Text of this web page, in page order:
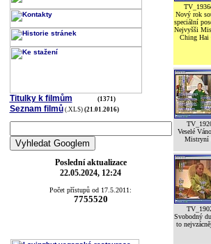
Titulky k filmům (1371)
Seznam filmů (.XLS) (21.01.2016)
Poslední aktualizace
22.05.2024, 12:24
Počet přístupů od 17.5.2011:
7755520
Nový rok
speciální
Nejvyšši
Ching Hai
Veselé
Mistryní
Svobodný
to